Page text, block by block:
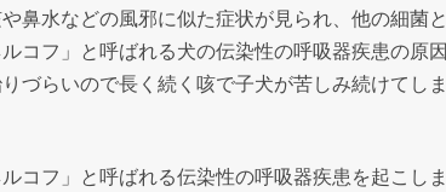
鼻水などの風邪に似た症状が見られ、他の細菌
コフ」と呼ばれる犬の伝染性の呼吸器疾患の原
づらいので長く続く咳で子犬が苦しみ続けてし
コフ」と呼ばれる伝染性の呼吸器疾患を起こし